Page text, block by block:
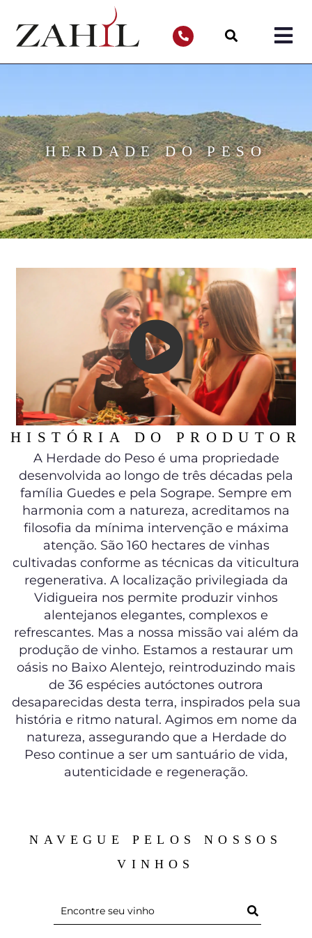
HERDADE DO PESO
HISTÓRIA DO PRODUTOR
A Herdade do Peso é uma propriedade
desenvolvida ao longo de três décadas pela
família Guedes e pela Sogrape. Sempre em
harmonia com a natureza, acreditamos na
filosofia da mínima intervenção e máxima
atenção. São 160 hectares de vinhas
cultivadas conforme as técnicas da viticultura
regenerativa. A localização privilegiada da
Vidigueira nos permite produzir vinhos
alentejanos elegantes, complexos e
refrescantes. Mas a nossa missão vai além da
produção de vinho. Estamos a restaurar um
oásis no Baixo Alentejo, reintroduzindo mais
de 36 espécies autóctones outrora
desaparecidas desta terra, inspirados pela sua
história e ritmo natural. Agimos em nome da
natureza, assegurando que a Herdade do
Peso continue a ser um santuário de vida,
autenticidade e regeneração.
NAVEGUE PELOS NOSSOS
VINHOS